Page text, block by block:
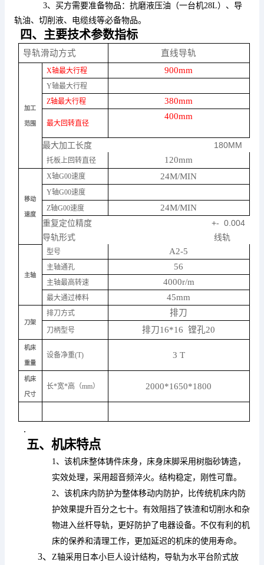
3、买方需要准备物品：抗磨液压油（一台机28L）、导
轨油、切削液、电缆线等必备物品。
四、主要技术参数指标
导轨滑动方式 直线导轨
加工
范围
X轴最大行程 900mm
Y轴最大行程
Z轴最大行程
380mm
最大回转直径
400mm
最大加工长度 180MM
托板上回转直径 120mm
移动
速度
X轴G00速度 24M/MIN
Y轴G00速度
Z轴G00速度
24M/MIN
重复定位精度
+- 0.004
导轨形式
线轨
主轴
型号 A2-5
主轴通孔 56
主轴最高转速 4000r/m
最大通过棒料 45mm
刀架
排刀方式 排刀
刀柄型号 排刀16*16 镗孔20
机床
重量
设备净重(T) 3 T
机床
尺寸
长*宽*高（mm） 2000*1650*1800
.
五、机床特点
1、该机床整体铸件床身，床身床脚采用树脂砂铸造，
实效处理，采用超音频淬火。结构稳定，刚性可靠。
2、该机床内防护为整体移动内防护，比传统机床内防
护效果提升百分之七十。有效阻挡了铁渣和切削水和杂
物进入丝杆导轨，更好防护了电器设备。不仅有利的机
床的保养和清理工作，更加延迟的机床的使用寿命。
3、
Z轴采用日本小巨人设计结构，导轨为水平台阶式放